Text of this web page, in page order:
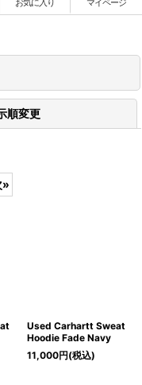
お気に入り マイページ
順変更
»
Used Carhartt Sweat
Hoodie Fade Navy
11,000円(税込)